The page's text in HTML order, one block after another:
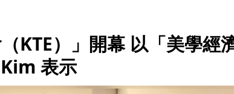
KTE）」開幕 以「美學經
表示